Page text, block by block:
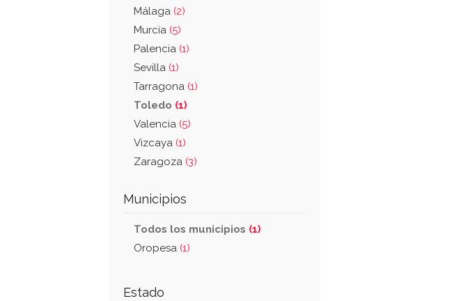
Málaga (2)
Murcia (5)
Palencia (1)
Sevilla (1)
Tarragona (1)
Toledo (1)
Valencia (5)
Vizcaya (1)
Zaragoza (3)
Municipios
Todos los municipios (1)
Oropesa (1)
Estado